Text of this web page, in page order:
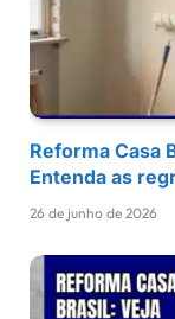
Reforma Casa
Entenda as
26 de junho de 2026